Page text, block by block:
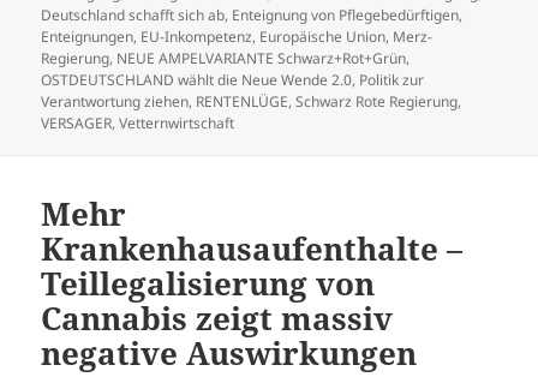
Deutschland schafft sich ab, Enteignung von Pflegebedürftigen,
Enteignungen, EU-Inkompetenz, Europäische Union, Merz-
Regierung, NEUE AMPELVARIANTE Schwarz+Rot+Grün,
OSTDEUTSCHLAND wählt die Neue Wende 2.0, Politik zur
Verantwortung ziehen, RENTENLÜGE,Schwarz Rote Regierung,
VERSAGER,Vetternwirtschaft
Mehr
Krankenhausaufenthalte –
Teillegalisierung von
Cannabis zeigt massiv
negative Auswirkungen